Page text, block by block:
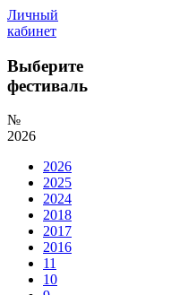
Личный
кабинет
Выберите
фестиваль
№
2026
2026
2025
2024
2018
2017
2016
11
10